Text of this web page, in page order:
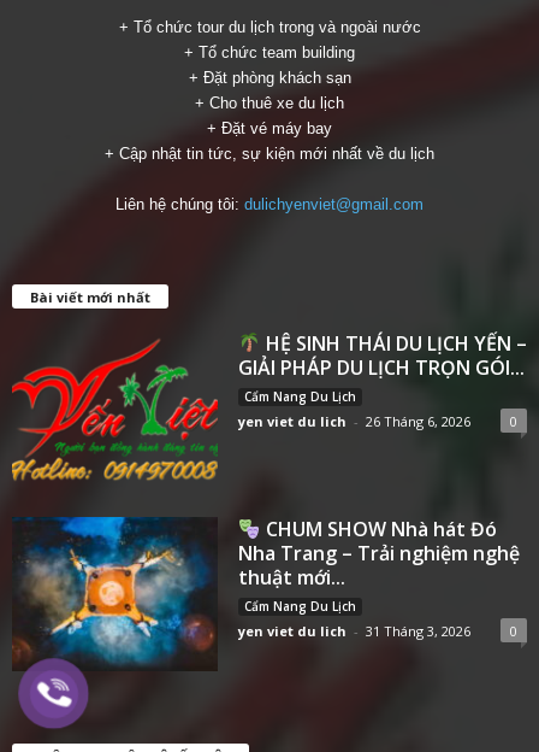
+ Tổ chức tour du lịch trong và ngoài nước
+ Tổ chức team building
+ Đặt phòng khách sạn
+ Cho thuê xe du lịch
+ Đặt vé máy bay
+ Cập nhật tin tức, sự kiện mới nhất về du lịch
Liên hệ chúng tôi: dulichyenviet@gmail.com
Bài viết mới nhất
HỆ SINH THÁI DU LỊCH YẾN –
GIẢI PHÁP DU LỊCH TRỌN GÓI...
Cẩm Nang Du Lịch
yen viet du lich - 26 Tháng 6, 2026 0
CHUM SHOW Nhà hát Đó
Nha Trang – Trải nghiệm nghệ
thuật mới...
Cẩm Nang Du Lịch
yen viet du lich - 31 Tháng 3, 2026 0